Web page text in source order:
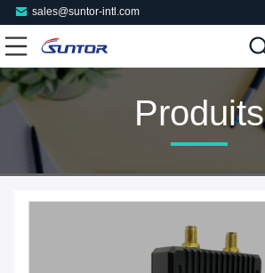
sales@suntor-intl.com
Produits